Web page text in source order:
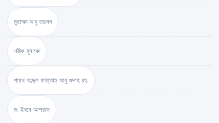
মুহাম্মদ আবু তালেব
শরীফ মুহাম্মদ
শায়খ আব্দুল ফাত্তাহ আবু গুদ্দাহ রহ.
ড. ইবনে আশরাফ